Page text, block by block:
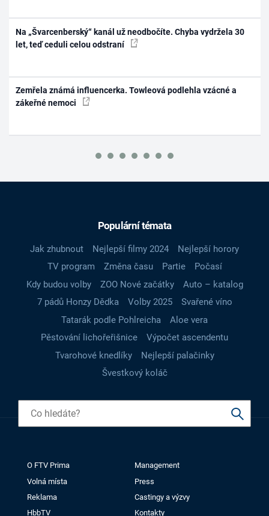
Na „Švarcenberský“ kanál už neodbočíte. Chyba vydržela 30
let, teď ceduli celou odstraní
Zemřela známá influencerka. Towleová podlehla vzácné a
zákeřné nemoci
Populární témata
Jak zhubnout Nejlepší filmy 2024
Nejlepší horory
TV program
Změna času Partie
Počasí
Kdy budou volby
ZOO Nové začátky
Auto – katalog
7 pádů Honzy Dědka
Volby 2025
Svařené víno
Tatarák podle Pohlreicha
Aloe vera
Pěstování lichořeřišnice
Výpočet ascendentu
Tvarohové knedlíky
Nejlepší palačinky
Švestkový koláč
O FTV Prima
Management
Volná místa
Press
Reklama
Castingy a výzvy
HbbTV
Kontakty